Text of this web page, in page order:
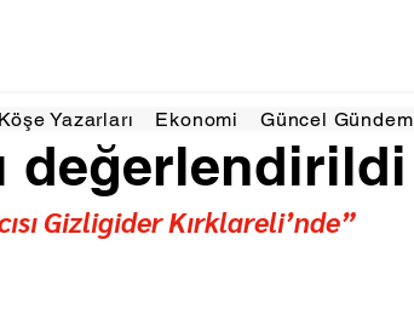
Köşe Yazarları Ekonomi Güncel Gündem
değerlendirildi
Gizligider Kırklareli’nde”